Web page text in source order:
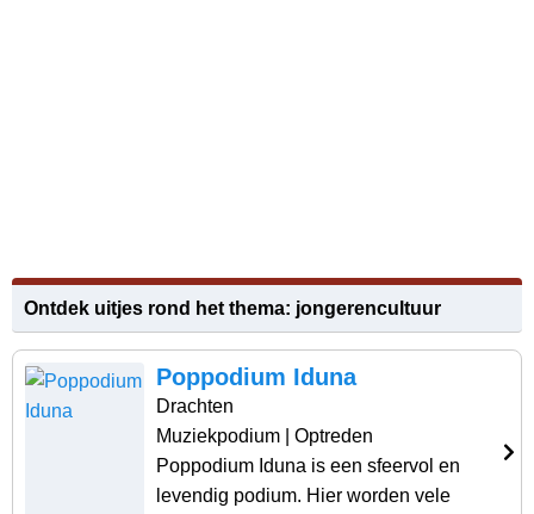
Ontdek uitjes rond het thema: jongerencultuur
Poppodium Iduna
Drachten
Muziekpodium | Optreden
Poppodium Iduna is een sfeervol en
levendig podium. Hier worden vele